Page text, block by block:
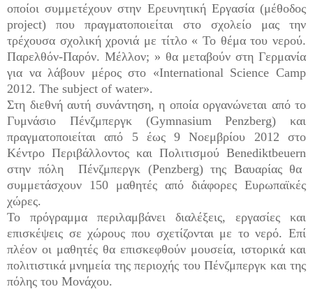
οποίοι συμμετέχουν στην Ερευνητική Εργασία (μέθοδος
project) που πραγματοποιείται στο σχολείο μας την
τρέχουσα σχολική χρονιά με τίτλο « Το θέμα του νερού.
Παρελθόν-Παρόν. Μέλλον; » θα μεταβούν στη Γερμανία
για να λάβουν μέροςστο «International Science Camp
2012. The subject of water».
Στη διεθνή αυτή συνάντηση, η οποία οργανώνεται από το
Γυμνάσιο Πένζμπεργκ (Gymnasium Penzberg) και
πραγματοποιείται από 5 έως 9 Νοεμβρίου 2012 στο
Κέντρο Περιβάλλοντος και Πολιτισμού Benediktbeuern
στην πόλη Πένζμπεργκ (Penzberg) της Βαυαρίας θα
συμμετάσχουν 150 μαθητές από διάφορες Ευρωπαϊκές
χώρες.
Το πρόγραμμα περιλαμβάνει διαλέξεις, εργασίες και
επισκέψεις σε χώρους που σχετίζονται με το νερό. Επί
πλέον οι μαθητές θα επισκεφθούν μουσεία, ιστορικά και
πολιτιστικά μνημεία της περιοχής του Πένζμπεργκ και της
πόλης του Μονάχου.